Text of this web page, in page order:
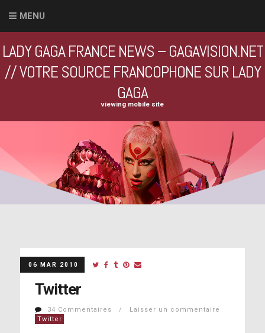
MENU
LADY GAGA FRANCE NEWS – GAGAVISION.NET
// VOTRE SOURCE FRANCOPHONE SUR LADY
GAGA
viewing mobile site
06 MAR 2010
Twitter
34 Commentaires / Laisser un commentaire
Twitter